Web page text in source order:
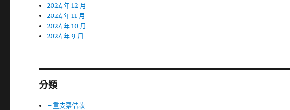
2024 年 12 月
2024 年 11 月
2024 年 10 月
2024 年 9 月
分類
三重支票借款